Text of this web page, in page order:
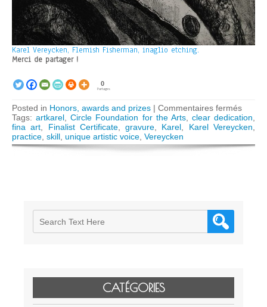
Karel Vereycken, Flemish Fisherman, inaglio etching.
Merci de partager !
0
Partages
Posted in Honors, awards and prizes | Commentaires ferméssur
CFA
selects
Tags:artkarel ,Circle Foundation for the Arts, clear dedication
fina art
Finalist Certificate,gravure Karel Karel Vereycken
practice skill unique artistic voice Vereycken
CATÉGORIES